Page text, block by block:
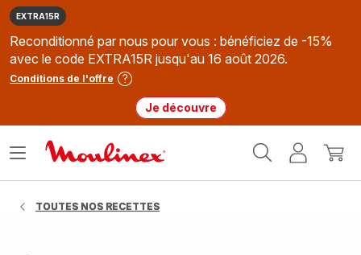
EXTRA15R
Reconditionné par nous pour vous : bénéficiez de -15%
avec le code EXTRA15R jusqu'au 16 août 2026.
Conditions de l'offre
Je découvre
MonMon
Ouvrir
TOUTES NOS RECETTES